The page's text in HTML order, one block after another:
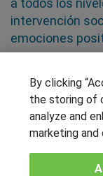
a todos los
intervención
emociones
SÍGUENOS EN
OTROS GRUPOS
Muro de los
By clicking
the storing of
analyze and
marketing and